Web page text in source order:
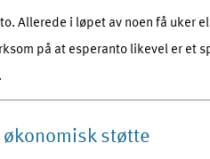
Allerede i løpet av noen få uker
på at esperanto likevel er et
støtte